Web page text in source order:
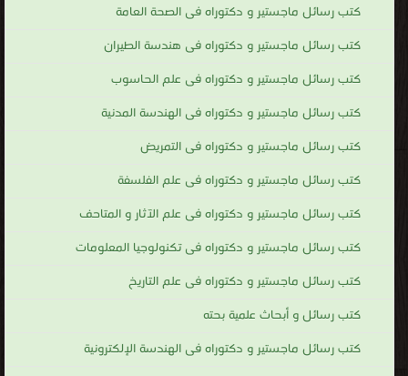
كتب رسائل ماجستير و دكتوراه فى الصحة العامة
كتب رسائل ماجستير و دكتوراه فى هندسة الطيران
كتب رسائل ماجستير و دكتوراه فى علم الحاسوب
كتب رسائل ماجستير و دكتوراه فى الهندسة المدنية
كتب رسائل ماجستير و دكتوراه فى التمريض
كتب رسائل ماجستير و دكتوراه فى علم الفلسفة
كتب رسائل ماجستير و دكتوراه فى علم الآثار و المتاحف
كتب رسائل ماجستير و دكتوراه فى تكنولوجيا المعلومات
كتب رسائل ماجستير و دكتوراه فى علم التاريخ
كتب رسائل و أبحاث علمية بحته
كتب رسائل ماجستير و دكتوراه فى الهندسة الإلكترونية